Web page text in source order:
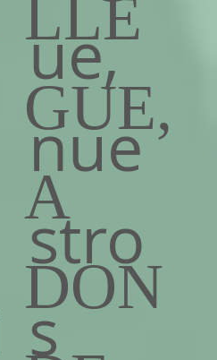
ue,
nue
stro
s
LLE
GUE,
A
DON